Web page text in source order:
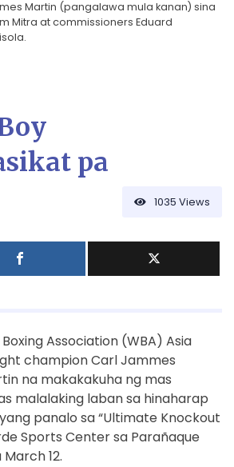
Martin (pangalawa mula kanan) sina
Mitra at commissioners Eduard
pa
1035 Views
Association (WBA) Asia
champion Carl Jammes
na makakakuha ng mas
malalaking laban sa hinaharap
panalo sa “Ultimate Knockout
Sports Center sa Parañaque
12.